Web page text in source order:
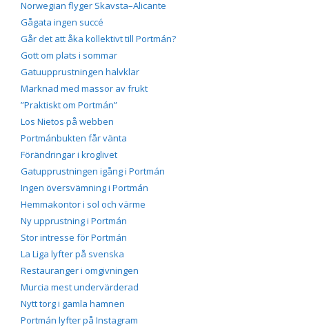
Norwegian flyger Skavsta–Alicante
Gågata ingen succé
Går det att åka kollektivt till Portmán?
Gott om plats i sommar
Gatuupprustningen halvklar
Marknad med massor av frukt
”Praktiskt om Portmán”
Los Nietos på webben
Portmánbukten får vänta
Förändringar i kroglivet
Gatupprustningen igång i Portmán
Ingen översvämning i Portmán
Hemmakontor i sol och värme
Ny upprustning i Portmán
Stor intresse för Portmán
La Liga lyfter på svenska
Restauranger i omgivningen
Murcia mest undervärderad
Nytt torg i gamla hamnen
Portmán lyfter på Instagram